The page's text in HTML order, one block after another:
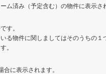
ム済み（予定含む）の物件に表示さ
す。
る物件に関しましてはそのうちの１
。
に表示されます。